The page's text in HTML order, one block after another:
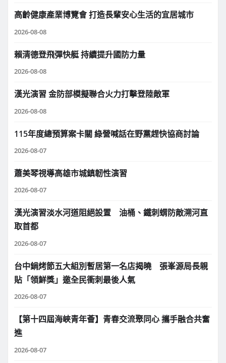
高齡健康產業博覽會 打造長輩安心生活的宜居城市
2026-08-08
賴清德登飛彈快艇 持續提升國防力量
2026-08-08
漢光演習 金防部模擬聯合火力打擊登陸敵軍
2026-08-08
115年度總預算案卡關 綠營喊話在野黨趕快協商討論
2026-08-07
蕭美琴視導高雄市城鎮韌性演習
2026-08-07
漢光演習淡水河道阻絕設置 油桶、鐵刺蝟防敵溯河直
取首都
2026-08-07
台中鍋烤節五大組別暫居第一名店揭曉 張峯源局長親
貼「領鮮獎」邀全民衝刺最後人氣
2026-08-07
【第十四屆海峽青年薈】青春交流聚同心 攜手融合共奮
進
2026-08-07